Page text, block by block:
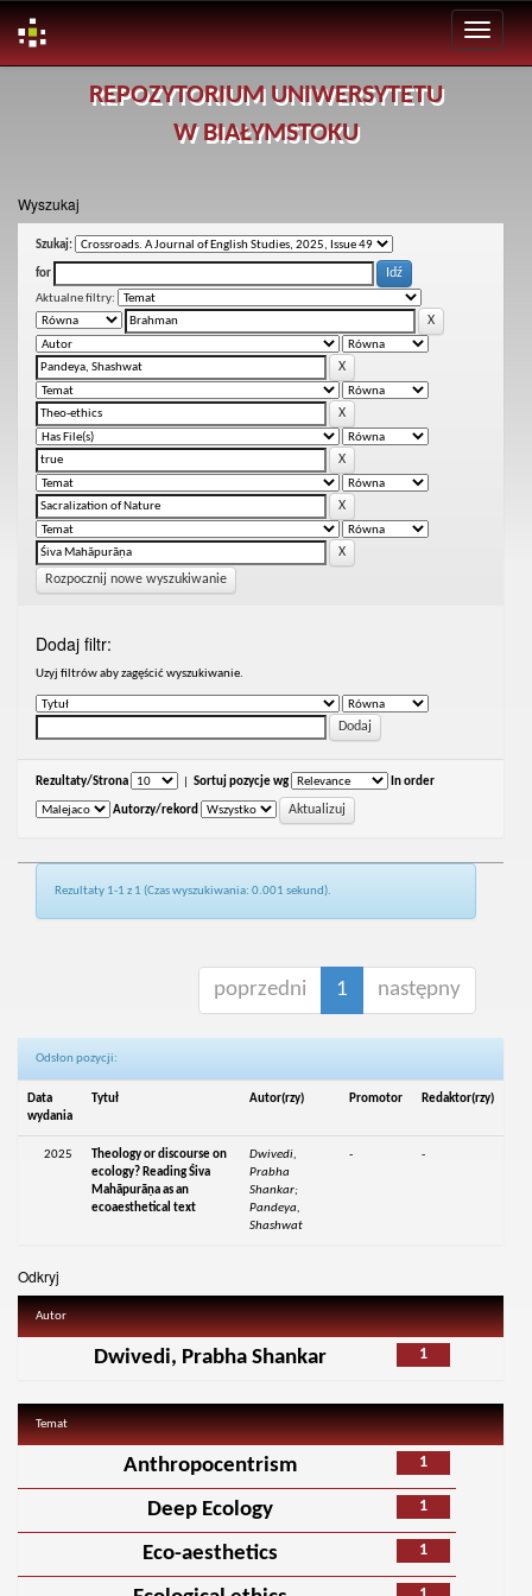
REPOZYTORIUM UNIWERSYTETU
W BIAŁYMSTOKU
Wyszukaj
Szukaj:
for
Aktualne filtry:
Rozpocznij nowe wyszukiwanie
Dodaj filtr:
Uzyj filtrów aby zagęścić wyszukiwanie.
Rezultaty/Strona Sortuj pozycje wg In order
Autorzy/rekord
Rezultaty 1-1 z 1 (Czas wyszukiwania: 0.001 sekund).
poprzedni 1 następny
Odsłon pozycji:
Data
wydania
Tytuł Autor(rzy) Promotor Redaktor(rzy)
2025
Theology or discourse on
ecology? Reading Śiva
Mahāpurāṇa as an
ecoaesthetical text
Dwivedi,
Prabha
Shankar;
Pandeya,
Shashwat
- -
Odkryj
Autor
1
Dwivedi, Prabha Shankar
Temat
1
Anthropocentrism
1
Deep Ecology
1
Eco-aesthetics